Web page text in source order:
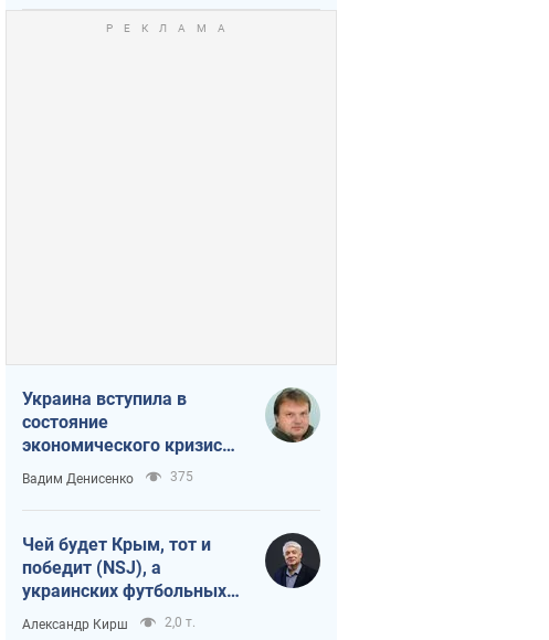
Украина вступила в
состояние
экономического кризиса.
Есть ли свет в конце
туннеля?
Вадим Денисенко 375
Чей будет Крым, тот и
победит (NSJ), а
украинских футбольных
чиновников могут
Александр Кирш 2,0 т.